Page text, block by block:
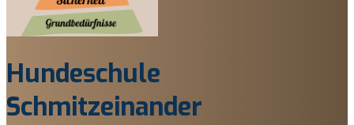
Hundeschule
Schmitzeinander